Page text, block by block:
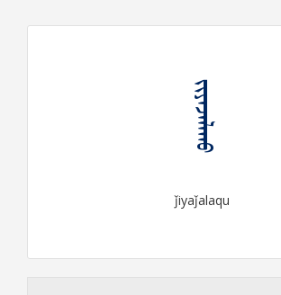
ᠵᠢᠶᠠᠵᠠᠯᠠᠬᠤ
ǰiyaǰalaqu